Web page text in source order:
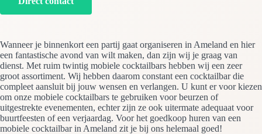
Wanneer je binnenkort een partij gaat organiseren in Ameland en hier
een fantastische avond van wilt maken, dan zijn wij je graag van
dienst. Met ruim twintig mobiele cocktailbars hebben wij een zeer
groot assortiment. Wij hebben daarom constant een cocktailbar die
compleet aansluit bij jouw wensen en verlangen. U kunt er voor kiezen
om onze mobiele cocktailbars te gebruiken voor beurzen of
uitgestrekte evenementen, echter zijn ze ook uitermate adequaat voor
buurtfeesten of een verjaardag. Voor het goedkoop huren van een
mobiele cocktailbar in Ameland zit je bij ons helemaal goed!